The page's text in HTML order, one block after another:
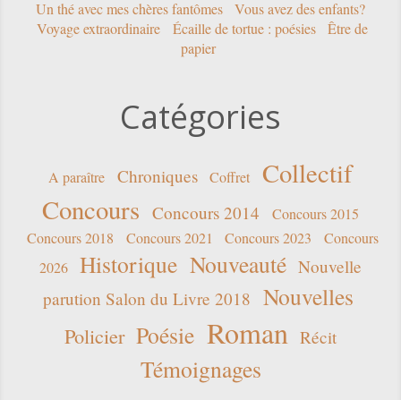
Un thé avec mes chères fantômes
Vous avez des enfants?
Voyage extraordinaire
Écaille de tortue : poésies
Être de
papier
Catégories
A paraître Chroniques Coffret
Collectif
Concours Concours 2014
Concours 2015
Concours 2018
Concours 2021 Concours 2023
Concours
2026
Historique Nouveauté Nouvelle
parution Salon du Livre 2018 Nouvelles
Policier Poésie Roman Récit
Témoignages